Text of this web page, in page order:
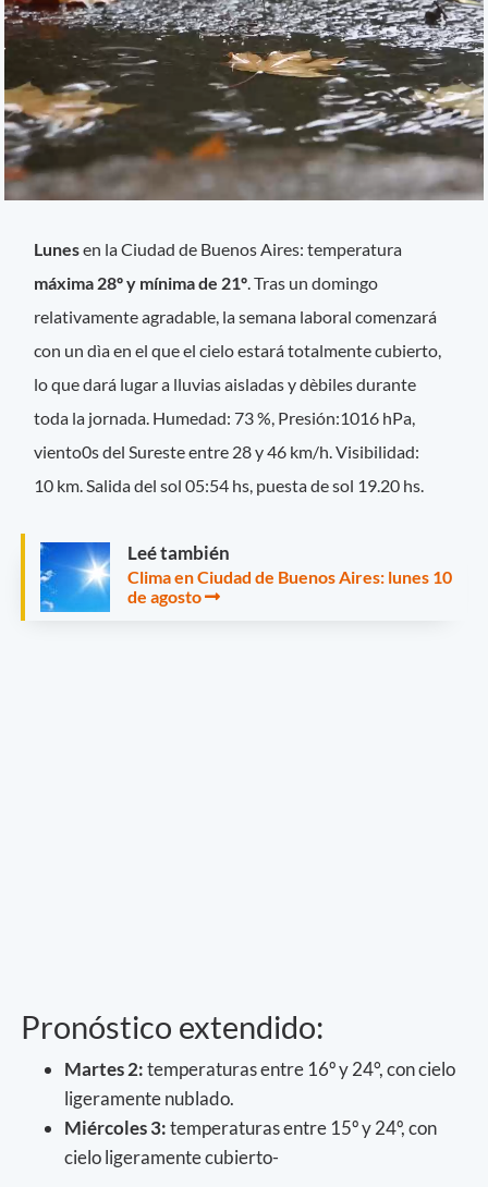
Lunesen la Ciudad de Buenos Aires: temperatura
máxima 28º y mínima de 21º . Tras un domingo
relativamente agradable, la semana laboral comenzará
con un dìa en el que el cielo estará totalmente cubierto,
lo que dará lugar a lluvias aisladas y dèbiles durante
toda la jornada. Humedad: 73 %, Presión:1016 hPa,
viento0s del Sureste entre 28 y 46 km/h. Visibilidad:
10 km. Salida del sol 05:54 hs, puesta de sol 19.20 hs.
Leé también
Clima en Ciudad de Buenos Aires: lunes 10
de agosto
Pronóstico extendido:
Martes 2:temperaturas entre 16º y 24°, con cielo
ligeramente nublado.
Miércoles 3:temperaturas entre 15º y 24º, con
cielo ligeramente cubierto-